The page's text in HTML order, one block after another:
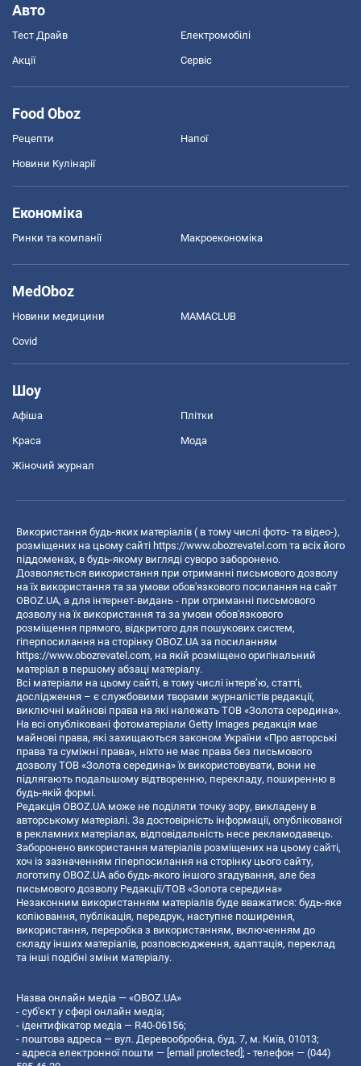
Авто
Тест Драйв Електромобілі
Акції Сервіс
Food Oboz
Рецепти Напої
Новини Кулінарії
Економіка
Ринки та компанії Макроекономіка
MedOboz
Новини медицини MAMACLUB
Covid
Шоу
Афіша Плітки
Краса Мода
Жіночий журнал
Використання будь-яких матеріалів ( в тому числі фото- та відео-),
розміщених на цьому сайті https://www.obozrevatel.com та всіх його
піддоменах, в будь-якому вигляді суворо заборонено.
Дозволяється використання при отриманні письмового дозволу
на їх використання та за умови обов'язкового посилання на сайт
OBOZ.UA, а для інтернет-видань - при отриманні письмового
дозволу на їх використання та за умови обов'язкового
розміщення прямого, відкритого для пошукових систем,
гіперпосилання на сторінку OBOZ.UA за посиланням
https://www.obozrevatel.com, на якій розміщено оригінальний
матеріал в першому абзаці матеріалу.
Всі матеріали на цьому сайті, в тому числі інтерв’ю, статті,
дослідження – є службовими творами журналістів редакції,
виключні майнові права на які належать ТОВ «Золота середина».
На всі опубліковані фотоматеріали Getty Images редакція має
майнові права, які захищаються законом України «Про авторські
права та суміжні права», ніхто не має права без письмового
дозволу ТОВ «Золота середина» їх використовувати, вони не
підлягають подальшому відтворенню, перекладу, поширенню в
будь-якій формі.
Редакція OBOZ.UA може не поділяти точку зору, викладену в
авторському матеріалі. За достовірність інформації, опублікованої
в рекламних матеріалах, відповідальність несе рекламодавець.
Заборонено використання матеріалів розміщених на цьому сайті,
хоч із зазначенням гіперпосилання на сторінку цього сайту,
логотипу OBOZ.UA або будь-якого іншого згадування, але без
письмового дозволу Редакції/ТОВ «Золота середина»
Незаконним використанням матеріалів буде вважатися: будь-яке
копiювання, публiкацiя, передрук, наступне поширення,
використання, переробка з використанням, включенням до
складу інших матеріалів, розповсюдження, адаптація, переклад
та інші подібні зміни матеріалу.
Назва онлайн медіа — «OBOZ.UA»
- суб'єкт у сфері онлайн медіа;
- ідентифікатор медіа — R40-06156;
- поштова адреса — вул. Деревообробна, буд. 7, м. Київ, 01013;
- адреса електронної пошти — [email protected]; - телефон — (044)